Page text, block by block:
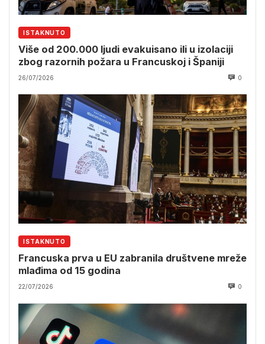
ISTAKNUTO
Više od 200.000 ljudi evakuisano ili u izolaciji
zbog razornih požara u Francuskoj i Španiji
26/07/2026 0
ISTAKNUTO
Francuska prva u EU zabranila društvene mreže
mlađima od 15 godina
22/07/2026 0